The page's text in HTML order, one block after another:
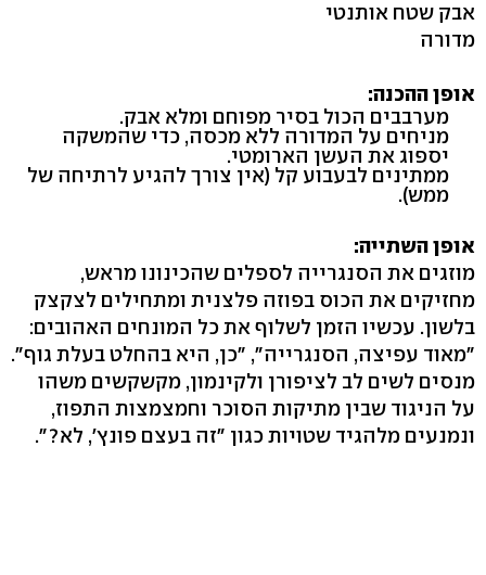
אבק שטח אותנטי
מדורה
אופן ההכנה:
מערבבים הכול בסיר מפוחם ומלא אבק.
מניחים על המדורה ללא מכסה, כדי שהמשקה
יספוג את העשן הארומטי.
ממתינים לבעבוע קל (אין צורך להגיע לרתיחה של
ממש‭.(‬
אופן השתייה:
מוזגים את הסנגרייה לספלים שהכינונו מראש,
מחזיקים את הכוס בפוזה פלצנית ומתחילים לצקצק
בלשון. עכשיו הזמן לשלוף את כל המונחים האהובים:
מנסים לשים לב לציפורן ולקינמון, מקשקשים משהו
על הניגוד שבין מתיקות הסוכר וחמצמצות התפוז,
ונמנעים מלהגיד שטויות כגון "זה בעצם פונץ‭,'‬ לא‭"?‬.